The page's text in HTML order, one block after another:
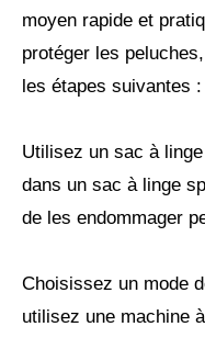
moyen rapide et
protéger les
les étapes suivantes :
Utilisez un sac à
dans un sac à linge
de les endommager
Choisissez un mode
utilisez une machine